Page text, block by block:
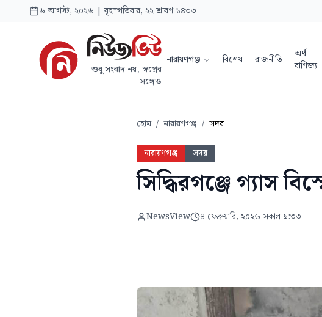
৬ আগস্ট, ২০২৬ | বৃহস্পতিবার, ২২ শ্রাবণ ১৪৩৩
শুধু সংবাদ নয়, স্বপ্নের
সঙ্গেও
নারায়ণগঞ্জ বিশেষ রাজনীতি
অর্থ-
বাণিজ্য
হোম / নারায়ণগঞ্জ / সদর
নারায়ণগঞ্জ সদর
সিদ্ধিরগঞ্জে গ্যাস
NewsView ৪ ফেব্রুয়ারি, ২০২৬ সকাল ৯:৩৩